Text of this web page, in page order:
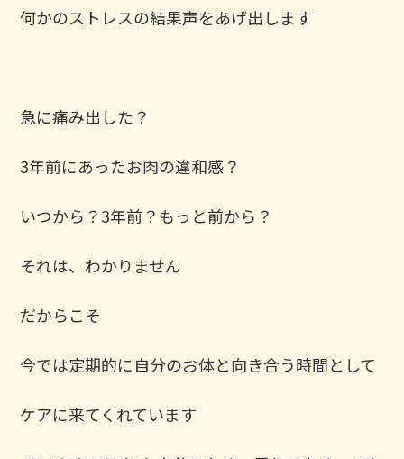
⁡何かのストレスの結果声をあげ出します
急に痛み出した？
3年前にあったお肉の違和感？
いつから？3年前？もっと前から？
それは、わかりません
⁡だからこそ
今では定期的に自分のお体と向き合う時間として
ケアに来てくれています